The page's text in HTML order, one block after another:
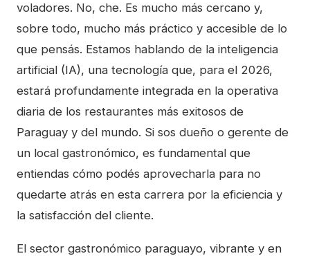
voladores. No, che. Es mucho más cercano y,
sobre todo, mucho más práctico y accesible de lo
que pensás. Estamos hablando de la inteligencia
artificial (IA), una tecnología que, para el 2026,
estará profundamente integrada en la operativa
diaria de los restaurantes más exitosos de
Paraguay y del mundo. Si sos dueño o gerente de
un local gastronómico, es fundamental que
entiendas cómo podés aprovecharla para no
quedarte atrás en esta carrera por la eficiencia y
la satisfacción del cliente.
El sector gastronómico paraguayo, vibrante y en